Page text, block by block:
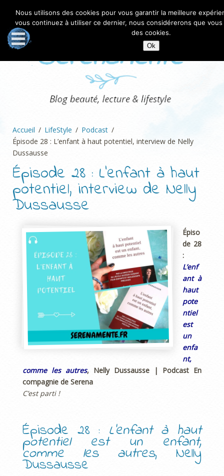
Accueil LifeStyle
Podcast
Épisode 28 : L’enfant à haut potentiel, interview de Nelly
Dussausse
Épisode 28 : L’enfant à haut
potentiel, interview de Nelly
Dussausse
Épiso
de 28
:
L’enf
ant à
haut
pote
ntiel
est
un
enfa
nt,
comme les autres, Nelly Dussausse | Podcast En
compagnie de Serena
C’est parti !
Épisode 28 : L’enfant à haut
potentiel est un enfant,
comme les autres, Nelly
Dussausse
Nous utilisons des cookies pour vous garantir la meilleure
vous continuez à utiliser ce dernier, nous considérerons que
des cookies.
Ok